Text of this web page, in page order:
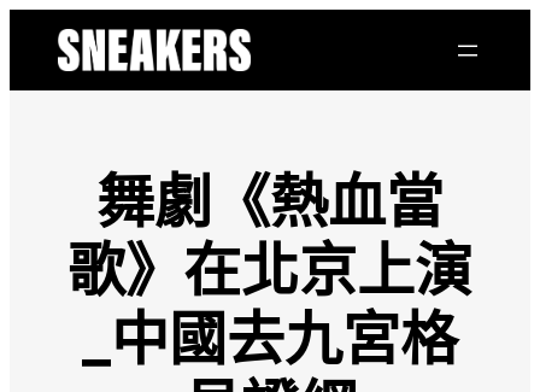
舞劇《熱血當
歌》在北京上演
_中國去九宮格